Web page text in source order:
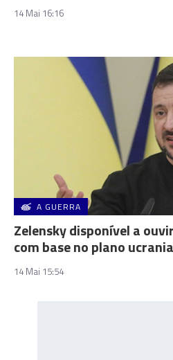
14 Mai 16:16
A GUERRA
Zelensky disponível a
com base no plano
14 Mai 15:54